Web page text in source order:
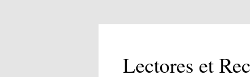
Lectores et